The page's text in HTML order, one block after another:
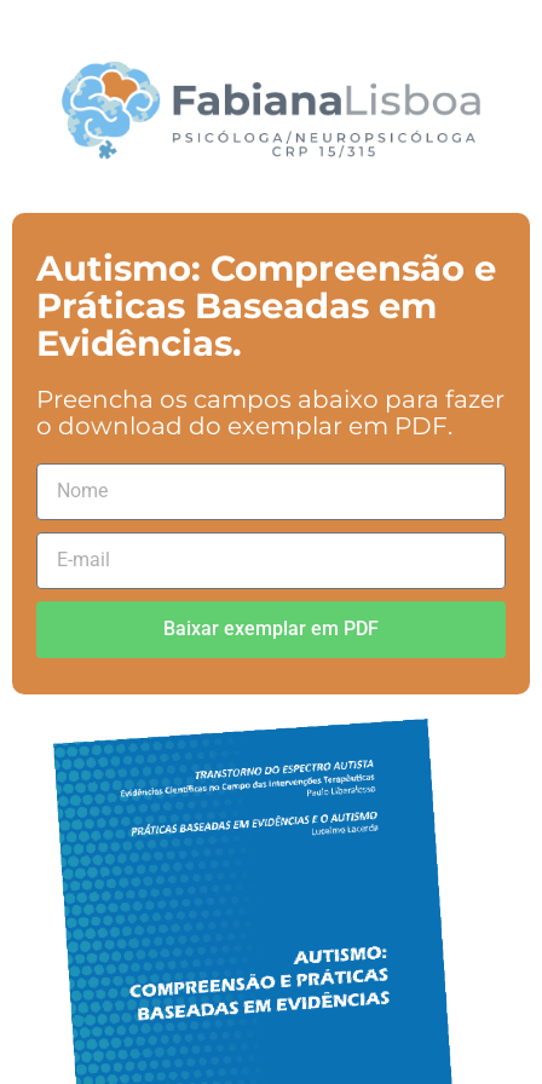
Autismo: Compreensão e
Práticas Baseadas em
Evidências.
Preencha os campos abaixo para fazer
o download do exemplar em PDF.
Baixar exemplar em PDF